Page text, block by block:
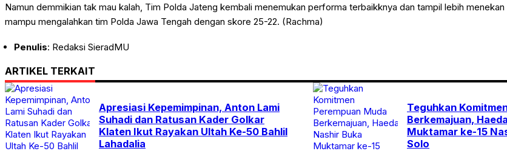
Namun demmikian tak mau kalah, Tim Polda Jateng kembali menemukan performa terbaikknya dan tampil lebih
mampu mengalahkan tim Polda Jawa Tengah dengan skore 25-22. (Rachma)
Penulis: Redaksi SieradMU
ARTIKEL TERKAIT
Apresiasi Kepemimpinan, Anton Lami
Suhadi dan Ratusan Kader Golkar
Klaten Ikut Rayakan Ultah Ke-50 Bahlil
Lahadalia
Teguhkan
Berkemajuan,
Muktamar ke-15
Solo